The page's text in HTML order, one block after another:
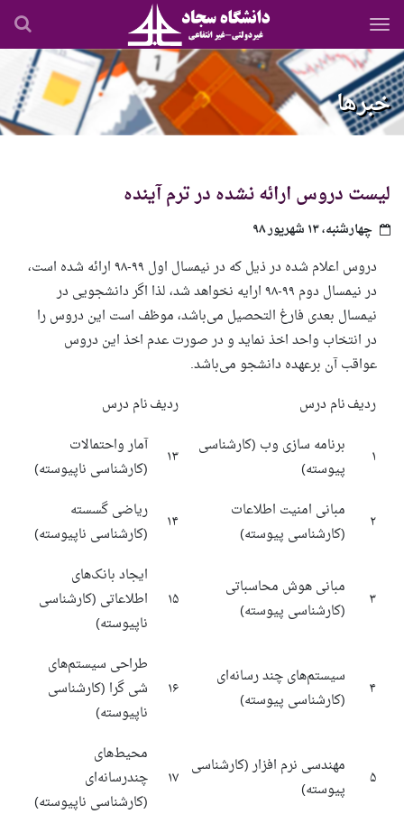
رفتن
محتوای
اصلی
خبرها
لیست دروس ارائه نشده در ترم آینده
چهارشنبه، ۱۳ شهریور ۹۸
دروس اعلام شده در ذیل که در نیمسال اول ۹۹-۹۸
ارائه شده است،
در نیمسال دوم ۹۹-۹۸
ارایه نخواهد شد، لذا اگر دانشجویی در
نیمسال بعدی فارغ التحصیل می‌باشد، موظف است این دروس را
در انتخاب واحد اخذ نماید و در صورت عدم اخذ این دروس
عواقب آن برعهده دانشجو می‌باشد.
ردیفنام درس ردیفنام درس
۱
برنامه سازی وب (کارشناسی
پیوسته)
۱۳
آمار واحتمالات
(کارشناسی ناپیوسته)
۲
مبانی امنیت اطلاعات
(کارشناسی پیوسته)
۱۴
ریاضی گسسته
(کارشناسی ناپیوسته)
۳
مبانی هوش محاسباتی
(کارشناسی پیوسته)
۱۵
ایجاد بانک‌های
اطلاعاتی (کارشناسی
ناپیوسته)
۴
سیستم‌های چند رسانه‌ای
(کارشناسی پیوسته)
۱۶
طراحی سیستم‌های
شی گرا (کارشناسی
ناپیوسته)
۵
مهندسی نرم افزار (کارشناسی
پیوسته)
۱۷
محیط‌های
چندرسانه‌ای
(کارشناسی ناپیوسته)